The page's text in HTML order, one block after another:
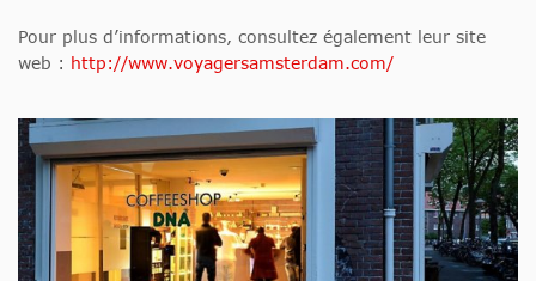
Pour plus d’informations, consultez également leur site
web : http://www.voyagersamsterdam.com/